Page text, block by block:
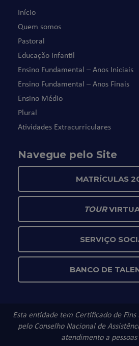
Início
Quem somos
Pastoral
Educação Infantil
Ensino Fundamental – Anos Iniciais
Ensino Fundamental – Anos Finais
Ensino Médio
Plural
Atividades Extracurriculares
Navegue pelo Site
MATRÍCULAS
TOUR
SERVIÇO
BANCO DE
Esta entidade tem Certificado de
pelo Conselho Nacional de
atendimento a